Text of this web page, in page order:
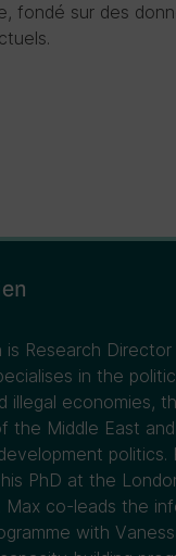
fondé sur des
is Research
in the
illegal economies,
the Middle East
politics.
PhD at the
Max co-leads the
with